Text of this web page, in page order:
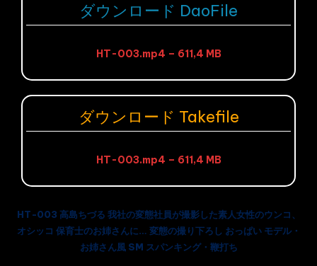
ダウンロード DaoFile
HT-003.mp4 – 611,4 MB
ダウンロード Takefile
HT-003.mp4 – 611,4 MB
HT-003 高島ちづる 我社の変態社員が撮影した素人女性のウンコ、
オシッコ 保育士のお姉さんに… 変態の撮り下ろし おっぱい モデル・
お姉さん風 SM スパンキング・鞭打ち